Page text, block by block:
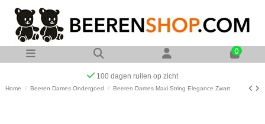
0
Op werkdagen voor 23:00 uur besteld zelfde dag
Home Beeren Dames Ondergoed Beeren Dames Maxi String Elegance Zwart